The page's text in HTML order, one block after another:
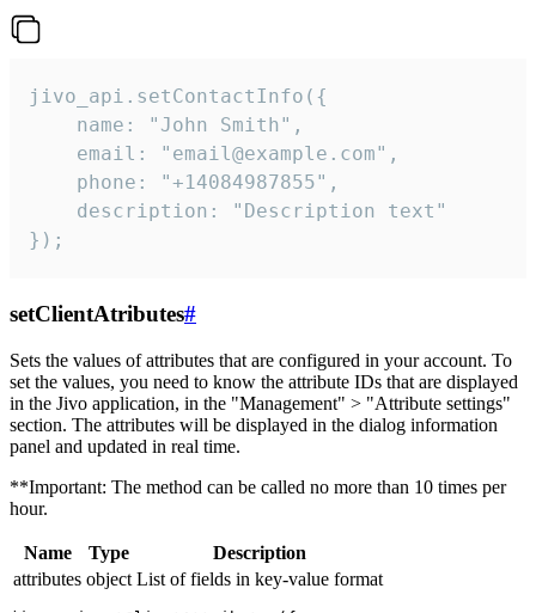
jivo_api.setContactInfo({
    name: "John Smith",
    email: "email@example.com",
    phone: "+14084987855",
    description: "Description text"
});
setClientAtributes#
Sets the values ​​of attributes that are configured in your account. To
set the values, you need to know the attribute IDs that are displayed
in the Jivo application, in the "Management" > "Attribute settings"
section. The attributes will be displayed in the dialog information
panel and updated in real time.
**Important: The method can be called no more than 10 times per
hour.
Name Type
Description
attributes object List of fields in key-value format